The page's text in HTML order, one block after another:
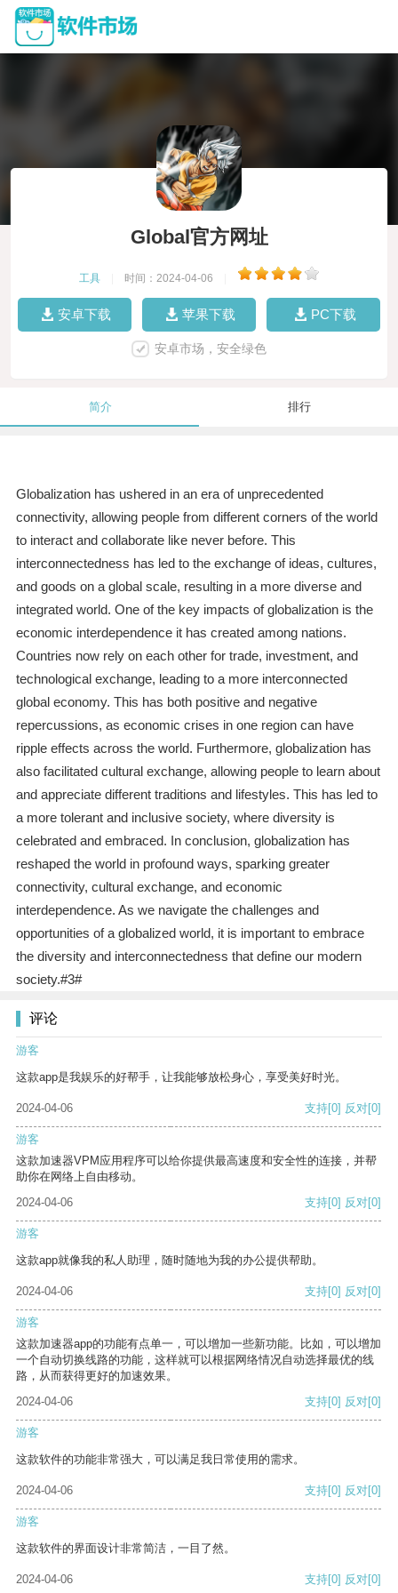
Global官方网址
工具 时间：2024-04-06
安卓下载 苹果下载 PC下载
安卓市场，安全绿色
简介 排行
Globalization has ushered in an era of unprecedented
connectivity, allowing people from different corners of the world
to interact and collaborate like never before. This
interconnectedness has led to the exchange of ideas, cultures,
and goods on a global scale, resulting in a more diverse and
integrated world. One of the key impacts of globalization is the
economic interdependence it has created among nations.
Countries now rely on each other for trade, investment, and
technological exchange, leading to a more interconnected
global economy. This has both positive and negative
repercussions, as economic crises in one region can have
ripple effects across the world. Furthermore, globalization has
also facilitated cultural exchange, allowing people to learn about
and appreciate different traditions and lifestyles. This has led to
a more tolerant and inclusive society, where diversity is
celebrated and embraced. In conclusion, globalization has
reshaped the world in profound ways, sparking greater
connectivity, cultural exchange, and economic
interdependence. As we navigate the challenges and
opportunities of a globalized world, it is important to embrace
the diversity and interconnectedness that define our modern
society.#3#
评论
游客
这款app是我娱乐的好帮手，让我能够放松身心，享受美好时光。
2024-04-06 支持[0] 反对[0]
游客
这款加速器VPM应用程序可以给你提供最高速度和安全性的连接，并帮
助你在网络上自由移动。
2024-04-06
支持[0] 反对[0]
游客
这款app就像我的私人助理，随时随地为我的办公提供帮助。
2024-04-06 支持[0] 反对[0]
游客
这款加速器app的功能有点单一，可以增加一些新功能。比如，可以增加
一个自动切换线路的功能，这样就可以根据网络情况自动选择最优的线
路，从而获得更好的加速效果。
2024-04-06
支持[0] 反对[0]
游客
这款软件的功能非常强大，可以满足我日常使用的需求。
2024-04-06 支持[0] 反对[0]
游客
这款软件的界面设计非常简洁，一目了然。
2024-04-06 支持[0] 反对[0]